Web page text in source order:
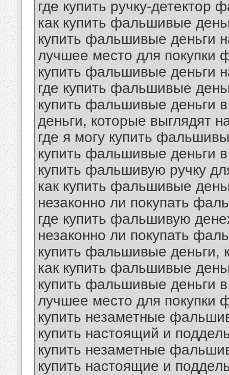
где купить ручку-детектор
как купить фальшивые
купить фальшивые деньги
лучшее место для покупки
купить фальшивые деньги
где купить фальшивые
купить фальшивые деньги
деньги, которые выглядят
где я могу купить
купить фальшивые деньги
купить фальшивую ручку
как купить фальшивые
незаконно ли покупать
где купить фальшивую
незаконно ли покупать
купить фальшивые деньги,
как купить фальшивые
купить фальшивые деньги
лучшее место для покупки
купить незаметные
купить настоящий и
купить незаметные
купить настоящие и